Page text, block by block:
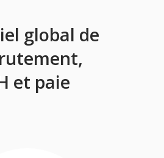
global de
et paie